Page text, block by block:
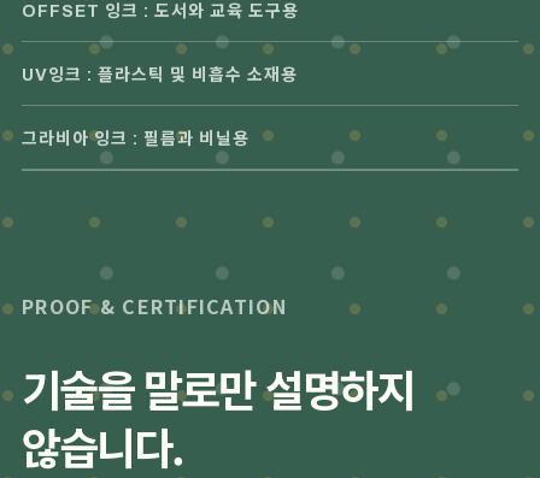
OFFSET 잉크 : 도서와 교육 도구용
UV잉크 : 플라스틱 및 비흡수 소재용
그라비아 잉크 : 필름과 비닐용
PROOF & CERTIFICATION
기술을 말로만 설명하지
않습니다.